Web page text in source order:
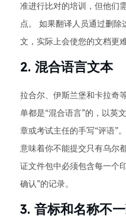
准进行比对的培训，但他们
点。 如果翻译人员通过删除
文，实际上会使您的文档更
2. 混合语言文本
拉合尔、伊斯兰堡和卡拉奇
单都是“混合语言”的，以英
章或考试主任的手写“评语”
意味着你不能提交只有乌尔
证文件包中必须包含每一个
确认”的记录。
3. 音标和名称不